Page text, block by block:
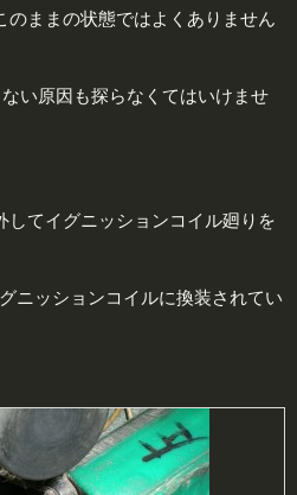
のままの状態ではよくありません
い原因も探らなくてはいけませ
してイグニッションコイル廻りを
ニッションコイルに換装されてい